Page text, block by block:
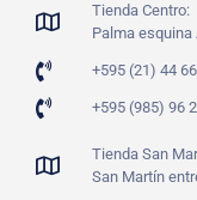
Tienda Centro:
Palma esquina
+595 (21) 44
+595 (985) 96
Tienda San
San Martín